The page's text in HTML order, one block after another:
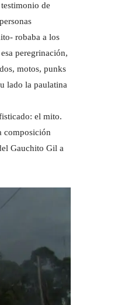
de
robaba a los
peregrinación,
motos, punks
lado la paulatina
el mito.
composición
Gauchito Gil a